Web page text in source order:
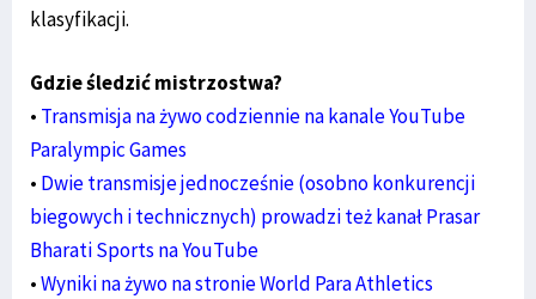
klasyfikacji.
Gdzie śledzić mistrzostwa?
• Transmisja na żywo codziennie na kanale YouTube
Paralympic Games
• Dwie transmisje jednocześnie (osobno konkurencji
biegowych i technicznych) prowadzi też kanał Prasar
Bharati Sports na YouTube
•Wyniki na żywo na stronie World Para Athletics